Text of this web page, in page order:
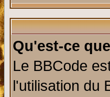
Qu'est-ce
Le BBCode
l'utilisation du